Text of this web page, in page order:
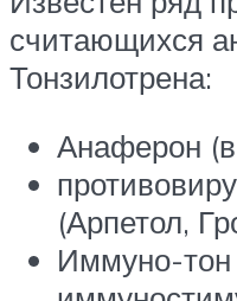
считающихся
Тонзилотрена:
Анаферон (в
(Арпетол,
Иммуно-тон